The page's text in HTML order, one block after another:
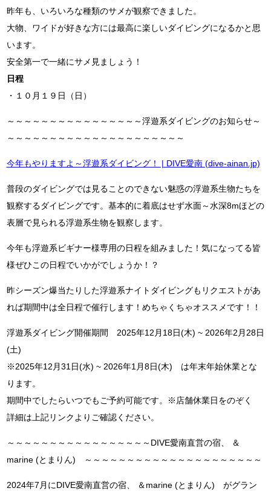
昨年も、いろいろな種類のサメが観察できました。
大物、ワイドが好きな方には最高に楽しいダイビングになるかと思
います。
安全第一で一緒にサメ見ましょう！
日程
・１０月１９日（日）
～～～～～～～～～～～～～～～～浮遊系ダイビングのお知らせ～
～～～～～～～～～～～～～～～～～～～～～
今年もやりますよ～浮遊系ダイビング！ | DIVE愛南 (dive-ainan.jp)
普段のダイビングでは見ることのできない魅惑の浮遊系生物たちを
観察するダイビングです。基本的に着底はせず水面～水深8mほどの
表層で見られる浮遊系生物を観察します。
今年も浮遊系ビギナー様専用の日程を組みました！気になってる皆
様ぜひこの日程でいかがでしょうか！？
昨シーズン爆当たりした浮遊系ナイトダイビングもリクエストがあ
れば期間中は全日程で催行します！めちゃくちゃオススメです！！
浮遊系ダイビング開催期間 2025年12月18日(木) ~ 2026年2月28日
(土)
※2025年12月31日(水) ~ 2026年1月8日(木) は年末年始休業とな
ります。
期間中でしたらいつでもご予約可能です。※店舗休業日をのぞく
詳細は上記リンクよりご確認ください。
～～～～～～～～～～～～～～～～～DIVE愛南直営の宿、 ＆
marine (とまりん) ～～～～～～～～～～～～～～～～～～～～～
2024年7月にDIVE愛南直営の宿、 ＆marine (とまりん) がグラン